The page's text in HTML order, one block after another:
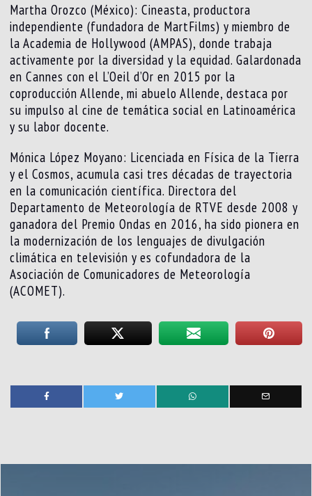
Martha Orozco (México): Cineasta, productora
independiente (fundadora de MartFilms) y miembro de
la Academia de Hollywood (AMPAS), donde trabaja
activamente por la diversidad y la equidad. Galardonada
en Cannes con el L’Oeil d’Or en 2015 por la
coproducción Allende, mi abuelo Allende, destaca por
su impulso al cine de temática social en Latinoamérica
y su labor docente.
Mónica López Moyano: Licenciada en Física de la Tierra
y el Cosmos, acumula casi tres décadas de trayectoria
en la comunicación científica. Directora del
Departamento de Meteorología de RTVE desde 2008 y
ganadora del Premio Ondas en 2016, ha sido pionera en
la modernización de los lenguajes de divulgación
climática en televisión y es cofundadora de la
Asociación de Comunicadores de Meteorología
(ACOMET).